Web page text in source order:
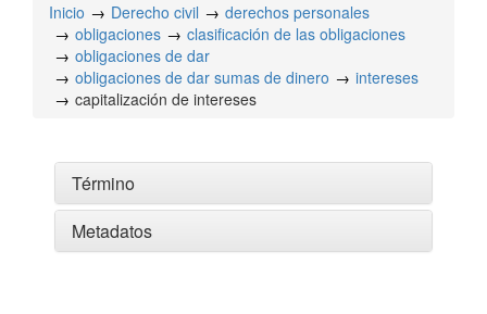
Inicio Derecho civil
derechos personales
obligaciones
clasificación de las obligaciones
obligaciones de dar
obligaciones de dar sumas de dinero
intereses
capitalización de intereses
Término
Metadatos